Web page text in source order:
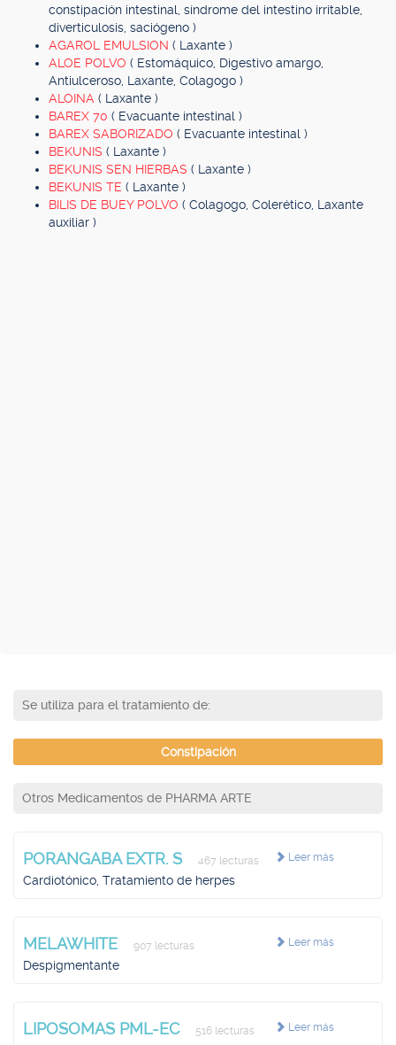
constipación intestinal, síndrome del intestino irritable,
diverticulosis, saciógeno )
AGAROL EMULSION ( Laxante )
ALOE POLVO ( Estomáquico, Digestivo amargo,
Antiulceroso, Laxante, Colagogo )
ALOINA ( Laxante )
BAREX 70 ( Evacuante intestinal )
BAREX SABORIZADO ( Evacuante intestinal )
BEKUNIS ( Laxante )
BEKUNIS SEN HIERBAS ( Laxante )
BEKUNIS TE ( Laxante )
BILIS DE BUEY POLVO ( Colagogo, Colerético, Laxante
auxiliar )
Se utiliza para el tratamiento de:
Constipación
Otros Medicamentos de PHARMA ARTE
Leer más
PORANGABA EXTR. S 467 lecturas
Cardiotónico, Tratamiento de herpes
Leer más
MELAWHITE 907 lecturas
Despigmentante
Leer más
LIPOSOMAS PML-EC 516 lecturas